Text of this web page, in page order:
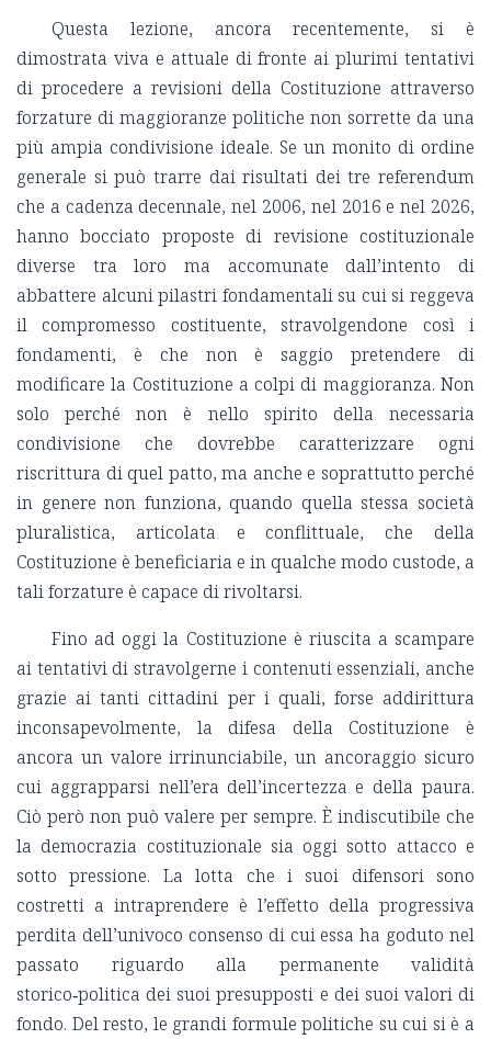
Questa lezione, ancora recentemente, si è
dimostrata viva e attuale di fronte ai plurimi tentativi
di procedere a revisioni della Costituzione attraverso
forzature di maggioranze politiche non sorrette da una
più ampia condivisione ideale. Se un monito di ordine
generale si può trarre dai risultati dei tre referendum
che a cadenza decennale, nel 2006, nel 2016 e nel 2026,
hanno bocciato proposte di revisione costituzionale
diverse tra loro ma accomunate dall’intento di
abbattere alcuni pilastri fondamentali su cui si reggeva
il compromesso costituente, stravolgendone così i
fondamenti, è che non è saggio pretendere di
modificare la Costituzione a colpi di maggioranza. Non
solo perché non è nello spirito della necessaria
condivisione che dovrebbe caratterizzare ogni
riscrittura di quel patto, ma anche e soprattutto perché
in genere non funziona, quando quella stessa società
pluralistica, articolata e conflittuale, che della
Costituzione è beneficiaria e in qualche modo custode, a
tali forzature è capace di rivoltarsi.
Fino ad oggi la Costituzione è riuscita a scampare
ai tentativi di stravolgerne i contenuti essenziali, anche
grazie ai tanti cittadini per i quali, forse addirittura
inconsapevolmente, la difesa della Costituzione è
ancora un valore irrinunciabile, un ancoraggio sicuro
cui aggrapparsi nell’era dell’incertezza e della paura.
Ciò però non può valere per sempre. È indiscutibile che
la democrazia costituzionale sia oggi sotto attacco e
sotto pressione. La lotta che i suoi difensori sono
costretti a intraprendere è l’effetto della progressiva
perdita dell’univoco consenso di cui essa ha goduto nel
passato riguardo alla permanente validità
storico‑politica dei suoi presupposti e dei suoi valori di
fondo. Del resto, le grandi formule politiche su cui si è a